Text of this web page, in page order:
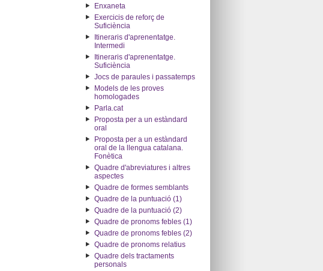
Enxaneta
Exercicis de reforç de
Suficiència
Itineraris d'aprenentatge.
Intermedi
Itineraris d'aprenentatge.
Suficiència
Jocs de paraules i passatemps
Models de les proves
homologades
Parla.cat
Proposta per a un estàndard
oral
Proposta per a un estàndard
oral de la llengua catalana.
Fonètica
Quadre d'abreviatures i altres
aspectes
Quadre de formes semblants
Quadre de la puntuació (1)
Quadre de la puntuació (2)
Quadre de pronoms febles (1)
Quadre de pronoms febles (2)
Quadre de pronoms relatius
Quadre dels tractaments
personals